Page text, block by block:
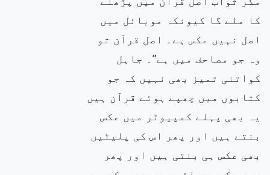
کا ملے گا کیونکہ موبائل میں
اصل نہیں عکس ہے۔ اصل قرآن تو
وہ جو مصاحف میں ہے”۔ جاہل
کواتنی تمیز بھی نہیں کہ جو
کتابوں میں چھپے ہوئے قرآن ہیں
یہ بھی پہلے کمپیوٹر میں عکس
بنتے ہیں اور پھر اس کی پلیٹیں
بھی عکس ہی بنتی ہیں اور پھر